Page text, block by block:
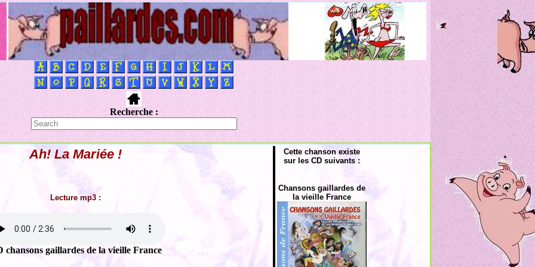
Recherche :
Ah! La Mariée !
Lecture mp3 :
chansons gaillardes de la vieille France
Cette chanson existe
sur les CD suivants :
Chansons gaillardes de
la vieille France